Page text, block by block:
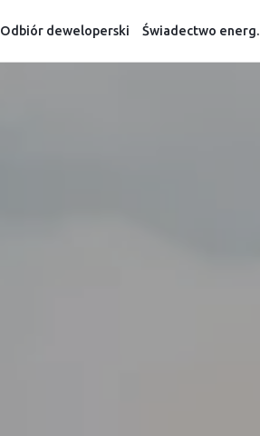
Odbiór deweloperski Świadectwo energ.